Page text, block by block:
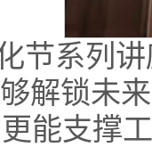
节系列
解锁未
能支撑